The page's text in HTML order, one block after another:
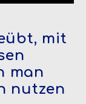
mit
man
nutzen